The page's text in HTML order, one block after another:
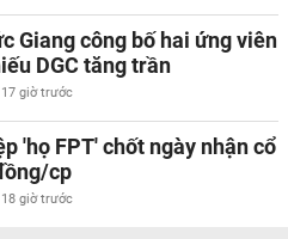
Giang công bố hai ứng viên
DGC tăng trần
17 giờ trước
'họ FPT' chốt ngày nhận cổ
cp
18 giờ trước